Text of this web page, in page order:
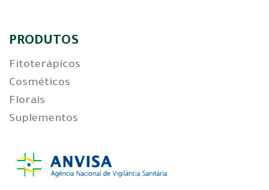
PRODUTOS
Fitoterápicos
Cosméticos
Florais
Suplementos